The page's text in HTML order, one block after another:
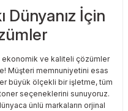
Dünyanız İçin
ekonomik ve kaliteli çözümler
Müşteri memnuniyetini esas
büyük ölçekli bir işletme, tüm
seçeneklerini sunuyoruz.
ünlü markaların orjinal